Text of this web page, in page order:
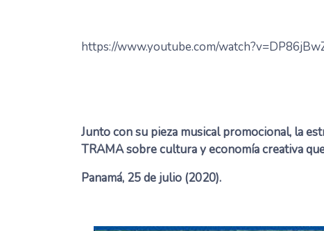
https://www.youtube.com/
Junto con su pieza musical promocional, la
TRAMA sobre cultura y economía creativa
Panamá, 25 de julio (2020).